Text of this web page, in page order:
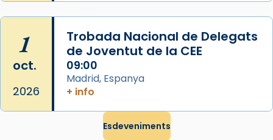
1
oct.
2026
Trobada Nacional de Delegats
de Joventut de la CEE
09:00
Madrid, Espanya
+ info
Esdeveniments